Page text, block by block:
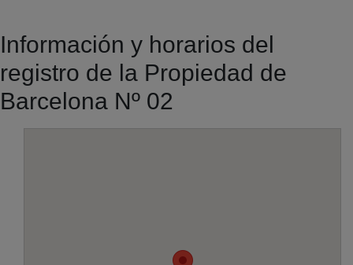
Información y horarios del
registro de la Propiedad de
Barcelona Nº 02